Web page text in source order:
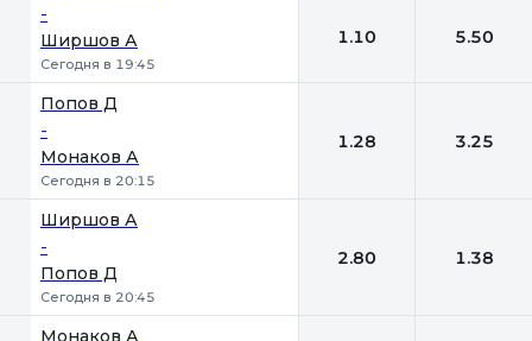
-
Ширшов А
Сегодня в 19:45
1.10 5.50
Попов Д
-
Монаков А
Сегодня в 20:15
1.28 3.25
Ширшов А
-
Попов Д
Сегодня в 20:45
2.80 1.38
Монаков А